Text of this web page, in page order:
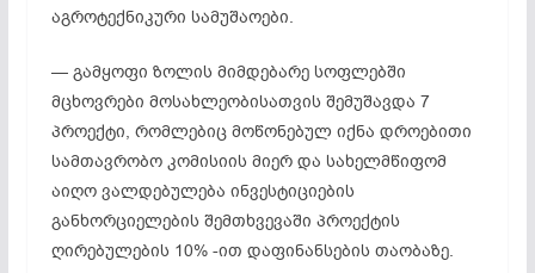
აგროტექნიკური სამუშაოები.
— გამყოფი ზოლის მიმდებარე სოფლებში
მცხოვრები მოსახლეობისათვის შემუშავდა 7
პროექტი, რომლებიც მოწონებულ იქნა დროებითი
სამთავრობო კომისიის მიერ და სახელმწიფომ
აიღო ვალდებულება ინვესტიციების
განხორციელების შემთხვევაში პროექტის
ღირებულების 10% -ით დაფინანსების თაობაზე.